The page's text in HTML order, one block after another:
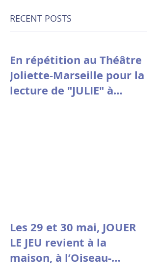
RECENT POSTS
En répétition au Théâtre
Joliette-Marseille pour la
lecture de "JULIE" à
Les 29 et 30 mai, JOUER
LE JEU revient à la
maison, à l’Oiseau-